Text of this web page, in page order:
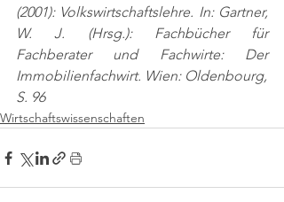
(2001): Volkswirtschaftslehre. In: Gartner,
W. J. (Hrsg.): Fachbücher für
Fachberater und Fachwirte: Der
Immobilienfachwirt. Wien: Oldenbourg,
S. 96
Wirtschaftswissenschaften